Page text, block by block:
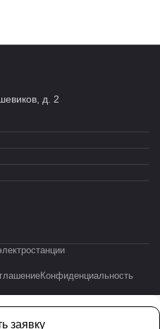
заявку
д. 2
Конфиденциальность